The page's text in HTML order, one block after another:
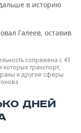
в историю
Галеев, оставив
сопряжена с 43
транспорт,
и другие сферы
ДНЕЙ